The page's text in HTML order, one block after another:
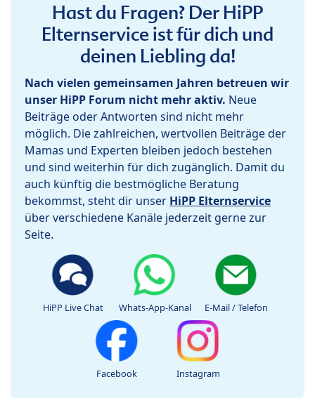
Hast du Fragen? Der HiPP
Elternservice ist für dich und
deinen Liebling da!
Nach vielen gemeinsamen Jahren betreuen wir
unser HiPP Forum nicht mehr aktiv. Neue
Beiträge oder Antworten sind nicht mehr
möglich. Die zahlreichen, wertvollen Beiträge der
Mamas und Experten bleiben jedoch bestehen
und sind weiterhin für dich zugänglich. Damit du
auch künftig die bestmögliche Beratung
bekommst, steht dir unser HiPP Elternservice
über verschiedene Kanäle jederzeit gerne zur
Seite.
HiPP Live Chat Whats-App-Kanal E-Mail / Telefon
Facebook Instagram